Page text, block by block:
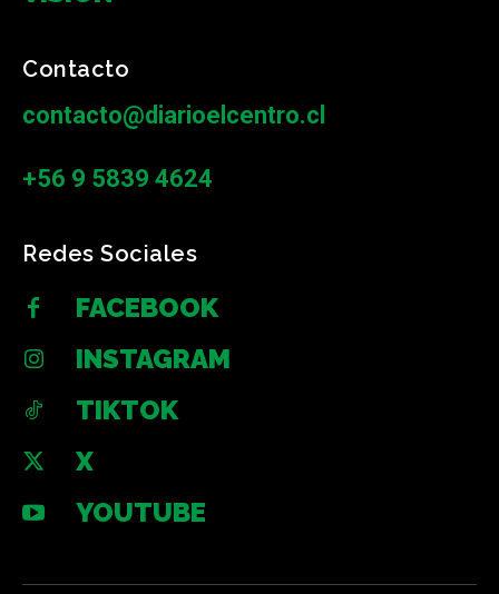
Contacto
contacto@diarioelcentro.cl
+56 9 5839 4624
Redes Sociales
FACEBOOK
INSTAGRAM
TIKTOK
X
YOUTUBE